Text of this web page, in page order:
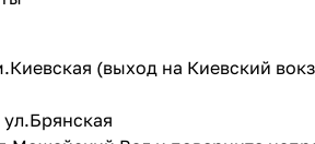
(выход на Киевский